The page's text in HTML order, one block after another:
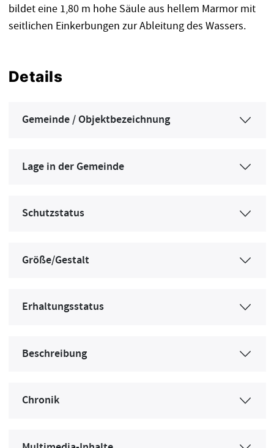
bildet eine 1,80 m hohe Säule aus hellem Marmor mit
seitlichen Einkerbungen zur Ableitung des Wassers.
Details
Gemeinde / Objektbezeichnung
Lage in der Gemeinde
Schutzstatus
Größe/Gestalt
Erhaltungsstatus
Beschreibung
Chronik